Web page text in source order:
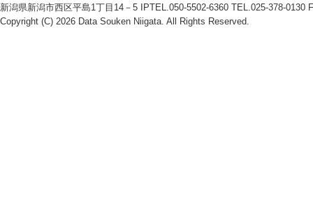
新潟県新潟市西区平島1丁目14－5 IPTEL.050-5502-6360 TEL.025-378-0130
Copyright (C) 2026 Data Souken Niigata . All Rights Reserved.